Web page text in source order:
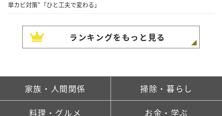
単カビ対策"「ひと工夫で変わる」
ランキングをもっと見る
家族・人間関係 掃除・暮らし
料理・グルメ お金・学ぶ